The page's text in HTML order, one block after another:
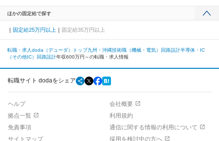
ほかの固定給で探す
固定給25万円以上 固定給35万円以上
転職・求人doda（デューダ）トップ九州・沖縄技術職（機械・電気） 回路設計半導体・IC
（その他IC）回路設計年収600万円～の転職・求人情報
転職サイト dodaをシェア
ヘルプ
会社概要
拠点一覧
利用規約
免責事項
通信に関する情報の利用について
サイトマップ
採用を検討中の方へ